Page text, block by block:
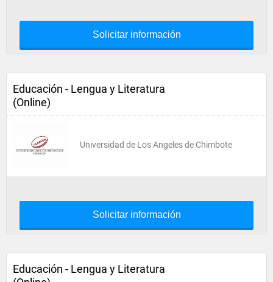
Solicitar información
Educación - Lengua y Literatura
(Online)
Universidad de Los Angeles de Chimbote
Solicitar información
Educación - Lengua y Literatura